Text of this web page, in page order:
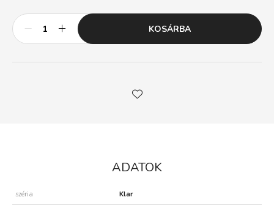
KOSÁRBA
ADATOK
széria Klar